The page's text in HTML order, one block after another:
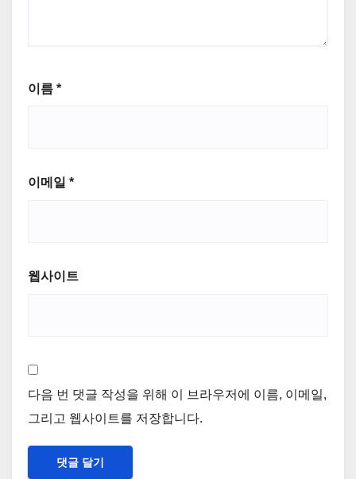
이름 *
이메일 *
웹사이트
다음 번 댓글 작성을 위해 이 브라우저에 이름, 이메일,
그리고 웹사이트를 저장합니다.